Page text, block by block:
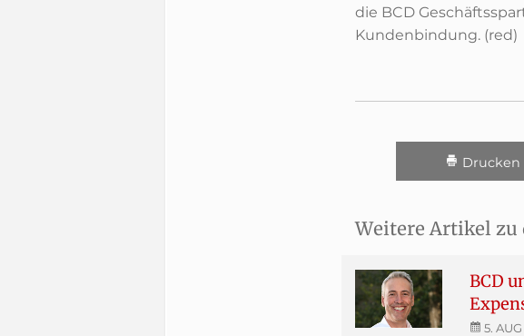
die BCD
Kundenbindung. (red)
Drucken
Weitere Artikel zu
BCD
5.